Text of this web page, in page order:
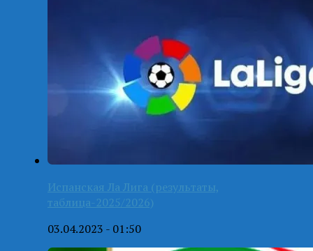
Испанская Ла Лига (результаты,
таблица-2025/2026)
03.04.2023 - 01:50